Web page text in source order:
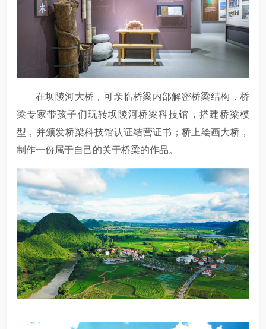
在坝陵河大桥，可亲临桥梁内部解密桥梁结构，桥
梁专家带孩子们玩转坝陵河桥梁科技馆，搭建桥梁模
型，并颁发桥梁科技馆认证结营证书；桥上绘画大桥，
制作一份属于自己的关于桥梁的作品。